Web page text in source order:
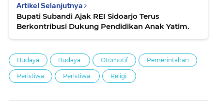
Artikel Selanjutnya
Bupati Subandi Ajak REI Sidoarjo Terus
Budaya Budaya. Otomotif Pemerintahan
Peristiwa Peristiwa. Religi.